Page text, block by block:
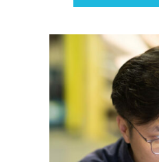
et c’est ce qui
d’ingénieur
acquérir des
de pointe avec